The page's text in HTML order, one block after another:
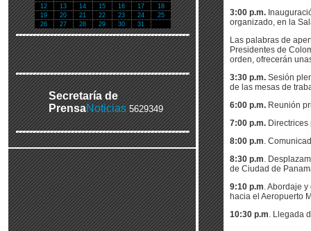
12
13 14 15 16 17
18
19
20 21 22 23 24
25
26
27 28 29 30 31
Secretaría de
PrensaNoticias 5629349
3:00 p.m.
organizado, en la
Las palabras de
Presidentes de
orden, ofrecerán
3:30 p.m. Sesión
de las mesas de
6:00 p.m. Reunión
7:00 p.m.
8:00 p.m.
8:30 p.m.
de Ciudad de
9:10 p.m. Abordaje
hacia el Aeropuerto
10:30 p.m. Llegada